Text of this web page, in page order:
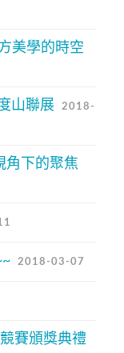
美學的時空
山聯展
2018-
角下的聚焦
2018-03-07
賽頒獎典禮